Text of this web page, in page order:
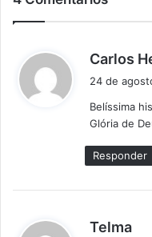
Carlos
24 de
Belíssima
Glória de
Responder
Telma